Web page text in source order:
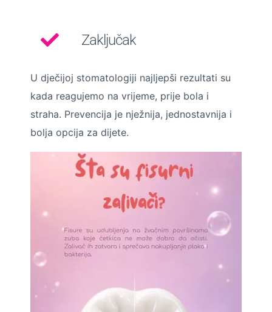
Zaključak
U dječijoj stomatologiji najljepši rezultati su
kada reagujemo na vrijeme, prije bola i
straha. Prevencija je nježnija, jednostavnija i
bolja opcija za dijete.